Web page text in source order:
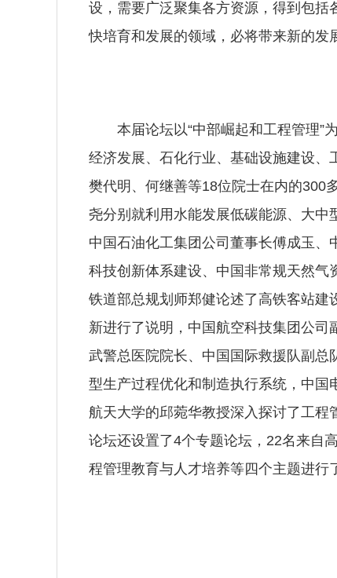
设，需要广泛聚集各方资源，得到包
快培育和发展的领域，必将带来新的发
本届论坛以“中部崛起和工程管理”为
经济发展、石化行业、基础设施建设、
樊代明、何继善等18位院士在内的300
尧分别就利用水能发展低碳能源、大中
中国石油化工集团公司董事长傅成玉
科技创新体系建设、中国非常规天然气
铁道部总规划师郑健论述了高铁客站建
新进行了说明，中国航空科技集团公司
武警总医院院长、中国国际救援队副
型生产过程优化和制造执行系统，中
航天大学的邱菀华教授深入探讨了工程
论坛还设置了4个专题论坛，22名来自
程管理教育与人才培养等四个主题进行